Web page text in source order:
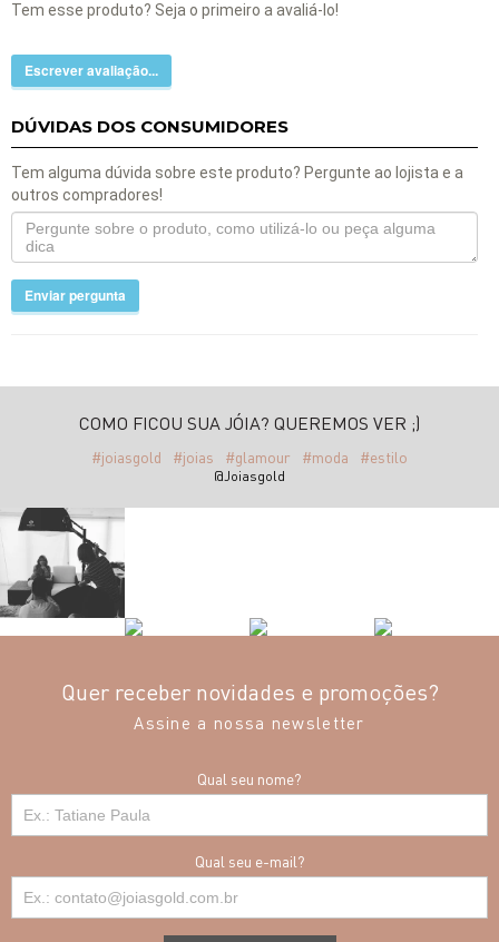
Tem esse produto? Seja o primeiro a avaliá-lo!
Escrever avaliação...
DÚVIDAS DOS CONSUMIDORES
Tem alguma dúvida sobre este produto? Pergunte ao lojista e a
outros compradores!
Enviar pergunta
COMO FICOU SUA JÓIA? QUEREMOS VER ;)
#joiasgold #joias #glamour #moda #estilo
@Joiasgold
Quer receber novidades e promoções?
Assine a nossa newsletter
Qual seu nome?
Qual seu e-mail?